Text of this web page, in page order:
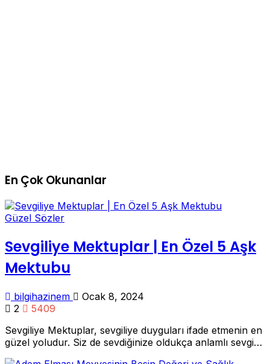
En Çok Okunanlar
Güzel Sözler
Sevgiliye Mektuplar | En Özel 5 Aşk
Mektubu
bilgihazinem
Ocak 8, 2024
2
5409
Sevgiliye Mektuplar, sevgiliye duyguları ifade etmenin en
güzel yoludur. Siz de sevdiğinize oldukça anlamlı sevgi…